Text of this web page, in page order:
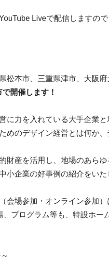
Liveで配信しますの
松本市、三重県津市、大阪
開催します！
に力を入れている大手企業
めのデザイン経営とは何か
財産を活用し、地場のあら
小企業の好事例の紹介をいた
場参加・オンライン参加）
プログラム等も、特設ホー